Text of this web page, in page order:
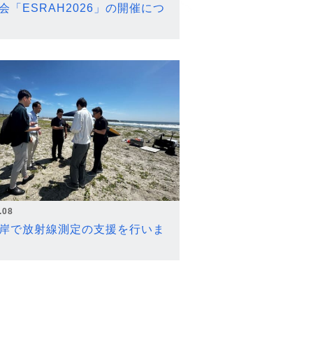
「ESRAH2026」の開催につ
で放射線測定の支援を行いま